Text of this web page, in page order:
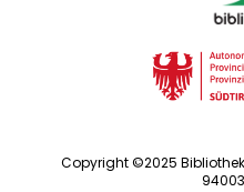
Copyright ©2025